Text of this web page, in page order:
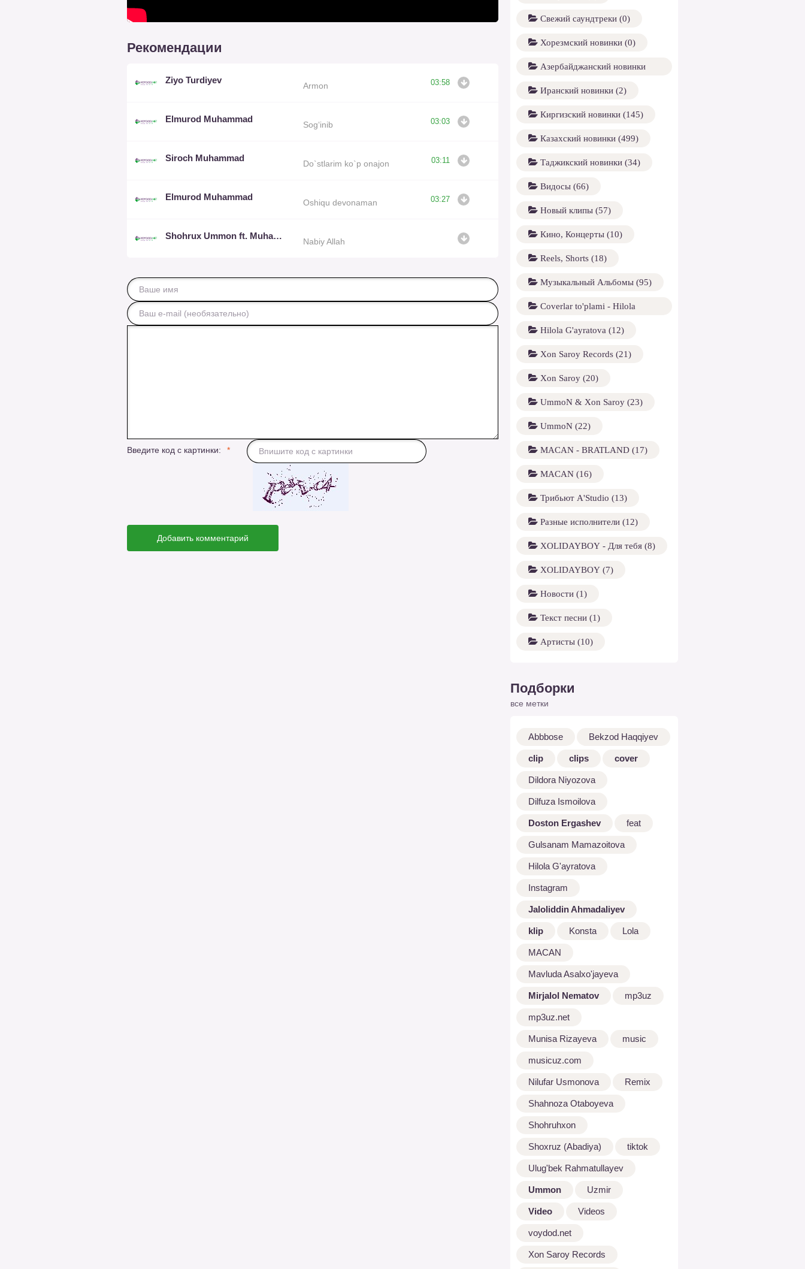
Рекомендации
Ziyo Turdiyev
Armon 03:58
Elmurod Muhammad
Sog‘inib 03:03
Siroch Muhammad
Do`stlarim ko`p onajon 03:11
Elmurod Muhammad
Oshiqu devonaman 03:27
Shohrux Ummon ft. Muhammad
Nabiy Allah
Введите код с картинки:
Добавить комментарий
Свежий саундтреки (0)
Хорезмский новинки (0)
Азербайджанский новинки
(1158)
Иранский новинки (2)
Киргизский новинки (145)
Казахский новинки (499)
Таджикский новинки (34)
Видосы (66)
Новый клипы (57)
Кино, Концерты (10)
Reels, Shorts (18)
Музыкальный Альбомы (95)
Coverlar to'plami - Hilola
G'ayratova (13)
Hilola G'ayratova (12)
Xon Saroy Records (21)
Xon Saroy (20)
UmmoN & Xon Saroy (23)
UmmoN (22)
MACAN - BRATLAND (17)
MACAN (16)
Трибьют A'Studio (13)
Разные исполнители (12)
XOLIDAYBOY - Для тебя (8)
XOLIDAYBOY (7)
Новости (1)
Текст песни (1)
Артисты (10)
Подборки
все метки
Abbbose Bekzod Haqqiyev
clip clips cover
Dildora Niyozova
Dilfuza Ismoilova
Doston Ergashev feat
Gulsanam Mamazoitova
Hilola G'ayratova
Instagram
Jaloliddin Ahmadaliyev
klip Konsta Lola
MACAN
Mavluda Asalxo'jayeva
Mirjalol Nematov mp3uz
mp3uz.net
Munisa Rizayeva music
musicuz.com
Nilufar Usmonova Remix
Shahnoza Otaboyeva
Shohruhxon
Shoxruz (Abadiya) tiktok
Ulug'bek Rahmatullayev
Ummon Uzmir
Video Videos
voydod.net
Xon Saroy Records